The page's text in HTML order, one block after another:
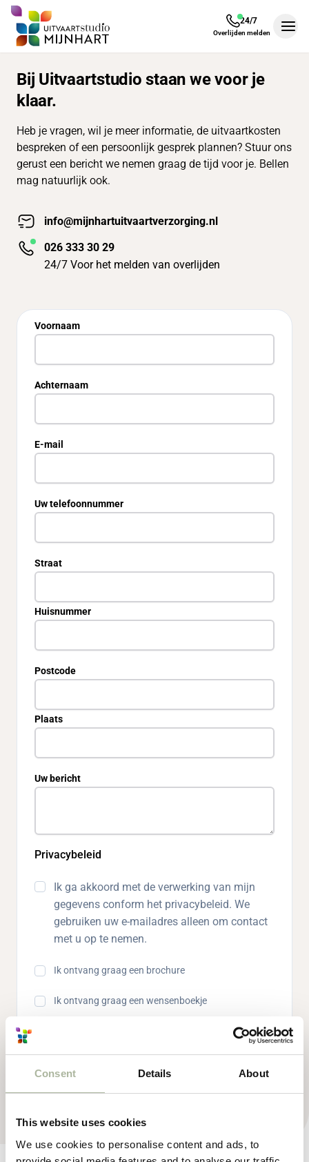
Consent Details About
This website uses cookies
We use cookies to personalise content and ads, to
24/7
Overlijden melden
Bij Uitvaartstudio staan we voor je
klaar.
Heb je vragen, wil je meer informatie, de uitvaartkosten
bespreken of een persoonlijk gesprek plannen? Stuur ons
gerust een bericht we nemen graag de tijd voor je. Bellen
mag natuurlijk ook.
info@mijnhartuitvaartverzorging.nl
026 333 30 29
24/7 Voor het melden van overlijden
Voornaam
Achternaam
E-mail
Uw telefoonnummer
Straat
Huisnummer
Postcode
Plaats
Uw bericht
Privacybeleid
Ik ga akkoord met de verwerking van mijn
gegevens conform het privacybeleid. We
gebruiken uw e-mailadres alleen om contact
met u op te nemen.
Ik ontvang graag een brochure
Ik ontvang graag een wensenboekje
Bericht verzenden